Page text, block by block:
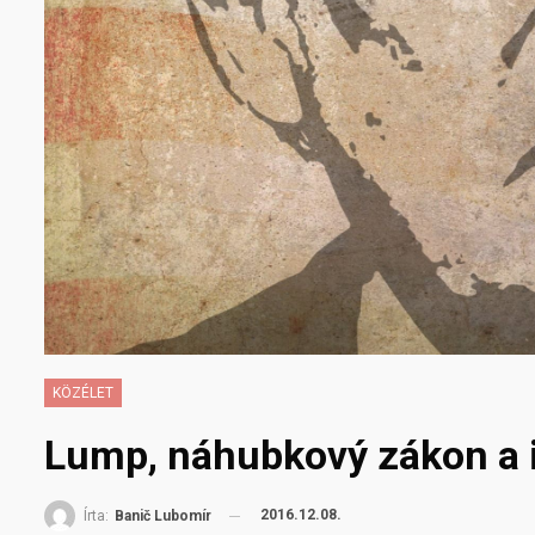
KÖZÉLET
Lump, náhubkový zákon a
Írta: Banič Lubomír 2016.12.08.